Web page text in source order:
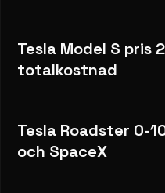
Tesla Model S pris
totalkostnad
Tesla Roadster 0-
och SpaceX